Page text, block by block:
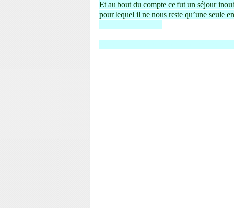
Et au bout du compte ce fut un séjour
pour lequel il ne nous reste qu’une seule